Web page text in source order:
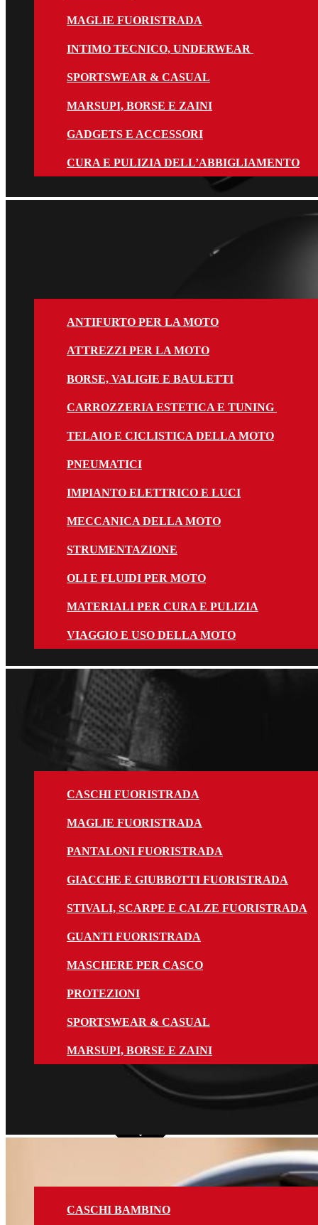
MAGLIE FUORISTRADA
INTIMO TECNICO, UNDERWEAR
SPORTSWEAR & CASUAL
MARSUPI, BORSE E ZAINI
GADGETS E ACCESSORI
CURA E PULIZIA DELL’ABBIGLIAMENTO
ANTIFURTO PER LA MOTO
ATTREZZI PER LA MOTO
BORSE, VALIGIE E BAULETTI
CARROZZERIA ESTETICA E TUNING
TELAIO E CICLISTICA DELLA MOTO
PNEUMATICI
IMPIANTO ELETTRICO E LUCI
MECCANICA DELLA MOTO
STRUMENTAZIONE
OLI E FLUIDI PER MOTO
MATERIALI PER CURA E PULIZIA
VIAGGIO E USO DELLA MOTO
CASCHI FUORISTRADA
MAGLIE FUORISTRADA
PANTALONI FUORISTRADA
GIACCHE E GIUBBOTTI FUORISTRADA
STIVALI, SCARPE E CALZE FUORISTRADA
GUANTI FUORISTRADA
MASCHERE PER CASCO
PROTEZIONI
SPORTSWEAR & CASUAL
MARSUPI, BORSE E ZAINI
CASCHI BAMBINO